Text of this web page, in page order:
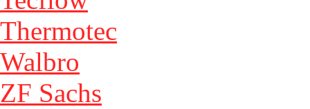
Thermotec
Walbro
ZF Sachs